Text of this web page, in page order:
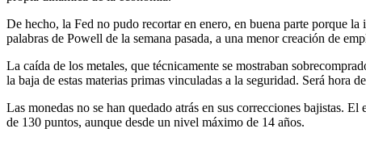
De hecho, la Fed no pudo recortar en enero, en buena parte porque
palabras de Powell de la semana pasada, a una menor creación de
La caída de los metales, que técnicamente se mostraban
la baja de estas materias primas vinculadas a la seguridad. Será hora
Las monedas no se han quedado atrás en sus correcciones bajistas.
de 130 puntos, aunque desde un nivel máximo de 14 años.